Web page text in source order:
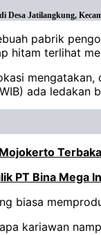
Desa Jatilangkung,
pabrik
hitam terlihat
ada ledakan
PT Bina Mega
biasa
kariawan